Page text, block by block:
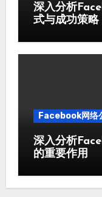
深入分析
式与成功策略
Facebook网络
深入分析
的重要作用